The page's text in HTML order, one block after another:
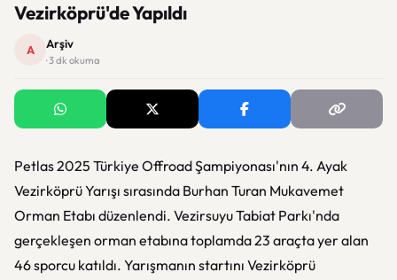
Vezirköprü'de Yapıldı
A Arşiv
· 3 dk okuma
Petlas 2025 Türkiye Offroad Şampiyonası'nın 4. Ayak
Vezirköprü Yarışı sırasında Burhan Turan Mukavemet
Orman Etabı düzenlendi. Vezirsuyu Tabiat Parkı'nda
gerçekleşen orman etabına toplamda 23 araçta yer alan
46 sporcu katıldı. Yarışmanın startını Vezirköprü